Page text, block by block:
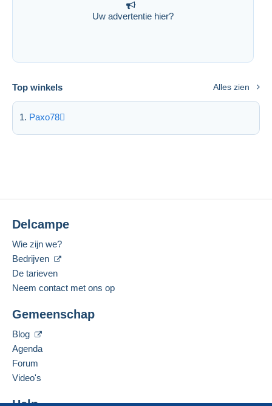
Uw advertentie hier?
Top winkels Alles zien
Paxo78
Delcampe
Wie zijn we?
Bedrijven
De tarieven
Neem contact met ons op
Gemeenschap
Blog
Agenda
Forum
Video's